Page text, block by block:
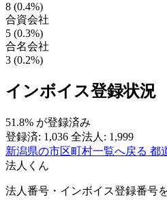
8 (0.4%)
合資会社
5 (0.3%)
合名会社
3 (0.2%)
インボイス登録状況
51.8% が登録済み
登録済: 1,036 全法人: 1,999
新潟県の市区町村一覧へ戻る 都
法人くん
法人番号・インボイス登録番号